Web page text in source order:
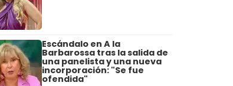
Escándalo en A la
Barbarossa tras la salida de
una panelista y una nueva
incorporación: "Se fue
ofendida"